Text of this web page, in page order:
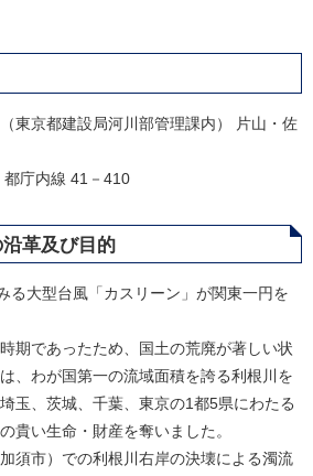
東京都建設局河川部管理課内） 片山・佐
庁内線 41－410​
革及び目的
大型台風「カスリーン」が関東一円を
期であったため、国土の荒廃が著しい状
、わが国第一の流域面積を誇る利根川を
玉、茨城、千葉、東京の1都5県にわたる
貴い生命・財産を奪いました。
須市）での利根川右岸の決壊による濁流